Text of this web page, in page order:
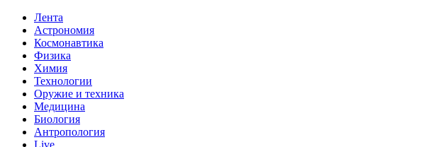
Лента
Астрономия
Космонавтика
Физика
Химия
Технологии
Оружие и техника
Медицина
Биология
Антропология
Live